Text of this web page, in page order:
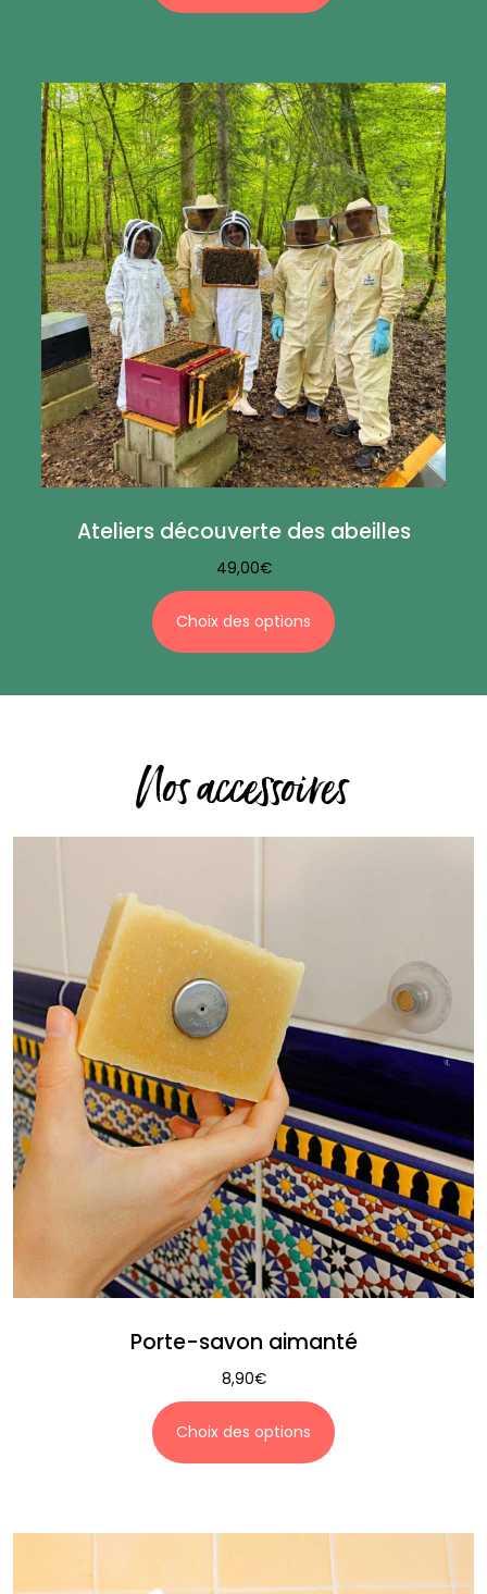
Ateliers découverte des abeilles
49,00€
Choix des options
Nos accessoires
Porte-savon aimanté
8,90€
Choix des options